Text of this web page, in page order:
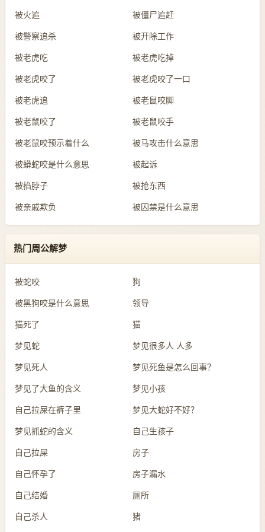
被火追 被僵尸追赶
被警察追杀 被开除工作
被老虎吃 被老虎吃掉
被老虎咬了 被老虎咬了一口
被老虎追 被老鼠咬脚
被老鼠咬了 被老鼠咬手
被老鼠咬预示着什么 被马攻击什么意思
被蟒蛇咬是什么意思 被起诉
被掐脖子 被抢东西
被亲戚欺负 被囚禁是什么意思
热门周公解梦
被蛇咬 狗
被黑狗咬是什么意思 领导
猫死了 猫
梦见蛇 梦见很多人 人多
梦见死人 梦见死鱼是怎么回事？
梦见了大鱼的含义 梦见小孩
自己拉屎在裤子里 梦见大蛇好不好？
梦见抓蛇的含义 自己生孩子
自己拉屎 房子
自己怀孕了 房子漏水
自己结婚 厕所
自己杀人 猪